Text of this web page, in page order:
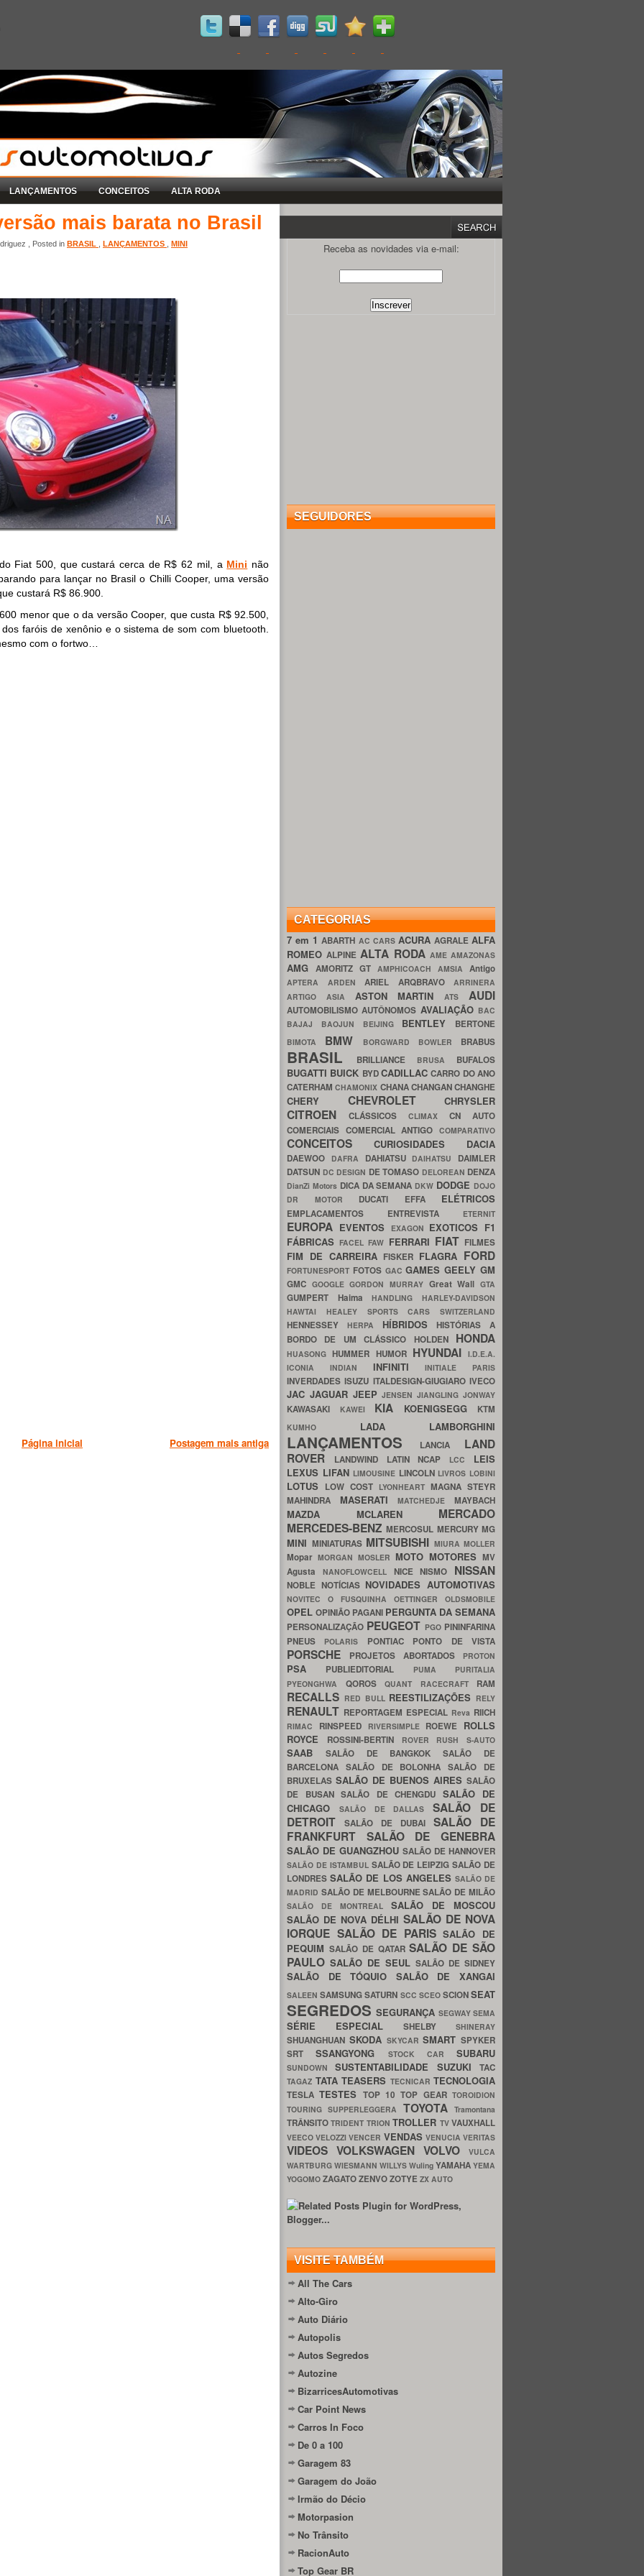
LANÇAMENTOS CONCEITOS ALTA RODA
mais barata no Brasil
, Posted in BRASIL LANÇAMENTOS MINI
Fiat 500, que custará cerca de R$ 62 mil, a Mini não
para lançar no Brasil o Chilli Cooper, uma versão
custará R$ 86.900.
menor que o da versão Cooper, que custa R$ 92.500,
faróis de xenônio e o sistema de som com bluetooth.
com o fortwo…
Postagem mais antiga
Página inicial
Receba as novidades via e-mail:
SEGUIDORES
CATEGORIAS
7 em 1ABARTH AC CARS ACURA AGRALE ALFA
ROMEOALPINEALTA RODA AME AMAZONAS
AMG AMORITZ GT AMPHICOACH AMSIA Antigo
APTERA ARDEN ARIEL ARQBRAVO ARRINERA
ARTIGO ASIA ASTON MARTINATS AUDI
AUTOMOBILISMOAUTÔNOMOS AVALIAÇÃO BAC
BAJAJ BAOJUN BEIJING BENTLEY BERTONE
BIMOTA BMW BORGWARD BOWLER BRABUS
BRASIL BRILLIANCE BRUSA BUFALOS
BUGATTI BUICK BYDCADILLACCARRO DO ANO
CATERHAMCHAMONIX CHANACHANGANCHANGHE
CHERY CHEVROLET CHRYSLER
CITROEN CLÁSSICOS CLIMAX CN AUTO
COMERCIAIS COMERCIAL ANTIGOCOMPARATIVO
CONCEITOS CURIOSIDADES DACIA
DAEWOO DAFRA DAHIATSU DAIHATSU DAIMLER
DATSUN DC DESIGN DE TOMASO DELOREAN DENZA
DianZi Motors DICA DA SEMANA DKW DODGE DOJO
DR MOTOR DUCATI EFFA ELÉTRICOS
EMPLACAMENTOS ENTREVISTA ETERNIT
EUROPA EVENTOS EXAGON EXOTICOS F1
FÁBRICASFACELFAW FERRARI FIAT FILMES
FIM DE CARREIRA FISKER FLAGRA FORD
FORTUNESPORT FOTOS GACGAMESGEELYGM
GMC GOOGLEGORDON MURRAY Great WallGTA
GUMPERT HaimaHANDLINGHARLEY-DAVIDSON
HAWTAI HEALEY SPORTS CARS SWITZERLAND
HENNESSEY HERPA HÍBRIDOSHISTÓRIAS A
BORDO DE UM CLÁSSICO HOLDEN HONDA
HUASONGHUMMER HUMOR HYUNDAI I.D.E.A.
ICONIA INDIAN INFINITIINITIALE PARIS
INVERDADESISUZU ITALDESIGN-GIUGIAROIVECO
JAC JAGUAR JEEPJENSENJIANGLINGJONWAY
KAWASAKI KAWEI KIA KOENIGSEGG KTM
KUMHO LADA LAMBORGHINI
LANÇAMENTOS LANCIA LAND
ROVER
LANDWIND LATIN NCAP LCC LEIS
LEXUS LIFAN LIMOUSINE LINCOLN LIVROS LOBINI
LOTUS LOW COST LYONHEART MAGNA STEYR
MAHINDRA MASERATIMATCHEDJEMAYBACH
MAZDA MCLAREN MERCADO
MERCEDES-BENZMERCOSUL MERCURYMG
MINI MINIATURAS MITSUBISHI MIURA MOLLER
Mopar MORGAN MOSLER MOTO MOTORES MV
Agusta NANOFLOWCELL NICENISMO NISSAN
NOBLE NOTÍCIAS NOVIDADES AUTOMOTIVAS
NOVITEC O FUSQUINHA OETTINGER OLDSMOBILE
OPEL OPINIÃO PAGANI PERGUNTA DA SEMANA
PERSONALIZAÇÃO PEUGEOT PGO PININFARINA
PNEUS
POLARIS PONTIAC PONTO DE VISTA
PORSCHE PROJETOS ABORTADOS PROTON
PSA PUBLIEDITORIAL PUMA PURITALIA
PYEONGHWA QOROS QUANT RACECRAFT RAM
RECALLS RED BULL REESTILIZAÇÕES RELY
RENAULT REPORTAGEM ESPECIAL Reva RIICH
RIMAC RINSPEED RIVERSIMPLE ROEWE ROLLS
ROYCE
ROSSINI-BERTIN ROVER RUSH S-AUTO
SAAB SALÃO DE BANGKOKSALÃO DE
BARCELONA SALÃO DE BOLONHASALÃO DE
BRUXELAS SALÃO DE BUENOS AIRES SALÃO
DE BUSAN SALÃO DE CHENGDU SALÃO DE
CHICAGO
SALÃO DE DALLASSALÃO DE
DETROIT
SALÃO DE DUBAI SALÃO DE
FRANKFURT SALÃO DE GENEBRA
SALÃO DE GUANGZHOU SALÃO DE HANNOVER
SALÃO DE ISTAMBUL SALÃO DE LEIPZIGSALÃO DE
LONDRESSALÃO DE LOS ANGELES SALÃO DE
MADRID SALÃO DE MELBOURNESALÃO DE MILÃO
SALÃO DE MONTREAL SALÃO DE MOSCOU
SALÃO DE NOVA DÉLHI SALÃO DE NOVA
IORQUE SALÃO DE PARISSALÃO DE
PEQUIM SALÃO DE QATARSALÃO DE SÃO
PAULO SALÃO DE SEUL SALÃO DE SIDNEY
SALÃO DE TÓQUIO SALÃO DE XANGAI
SALEENSAMSUNGSATURN SCC SCEO SCIONSEAT
SEGREDOSSEGURANÇA SEGWAYSEMA
SÉRIE ESPECIAL SHELBY SHINERAY
SHUANGHUAN SKODA SKYCARSMART SPYKER
SRTSSANGYONG STOCK CAR SUBARU
SUNDOWNSUSTENTABILIDADE SUZUKITAC
TAGAZ TATA TEASERS TECNICAR TECNOLOGIA
TESLATESTES TOP 10TOP GEARTOROIDION
TOURING SUPPERLEGGERA TOYOTATramontana
TRÂNSITOTRIDENT TRIONTROLLER TVVAUXHALL
VEECOVELOZZIVENCER VENDAS VENUCIAVERITAS
VIDEOS VOLKSWAGEN VOLVO
VULCA
WARTBURG WIESMANN WILLYS Wuling YAMAHA YEMA
YOGOMO ZAGATOZENVOZOTYE ZX AUTO
VISITE TAMBÉM
All The Cars
Alto-Giro
Auto Diário
Autopolis
Autos Segredos
Autozine
BizarricesAutomotivas
Car Point News
Carros In Foco
De 0 a 100
Garagem 83
Garagem do João
Irmão do Décio
Motorpasion
No Trânsito
RacionAuto
Top Gear BR